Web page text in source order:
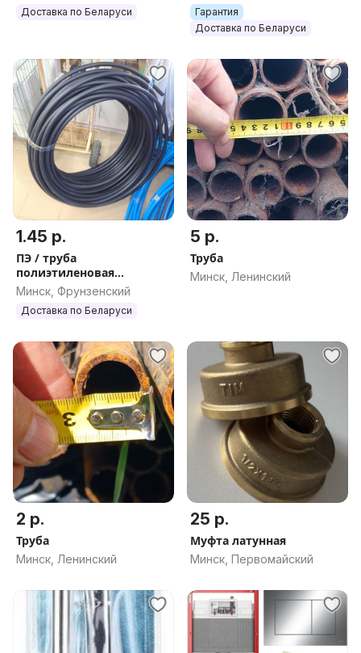
Доставка по Беларуси
Гарантия
Доставка по Беларуси
1.45 р.
ПЭ / труба
полиэтиленовая
питьевая, черная с синей
полосой, РБ
Минск, Фрунзенский
Доставка по Беларуси
5 р.
Труба
Минск, Ленинский
2 р.
Труба
Минск, Ленинский
25 р.
Муфта латунная
Минск, Первомайский